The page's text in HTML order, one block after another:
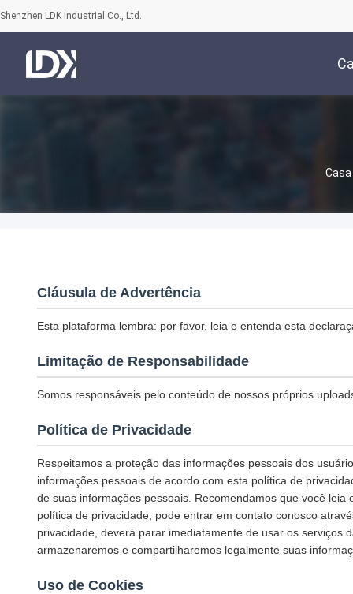
Shenzhen LDK Industrial Co., Ltd.
Casa
Cláusula de Advertência
Esta plataforma lembra: por favor, leia e entenda esta
Limitação de Responsabilidade
Somos responsáveis pelo conteúdo de nossos próprios
Política de Privacidade
Respeitamos a proteção das informações pessoais dos
informações pessoais de acordo com esta política de
de suas informações pessoais. Recomendamos que você
política de privacidade, pode entrar em contato conosco
privacidade, deverá parar imediatamente de usar os serviços
armazenaremos e compartilharemos legalmente suas
Uso de Cookies